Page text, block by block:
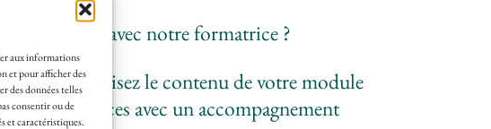
aux informations
et pour afficher des
des données telles
consentir ou de
et caractéristiques.
personne avec notre formatrice ?
, vous révisez le contenu de votre module
compétences avec un accompagnement